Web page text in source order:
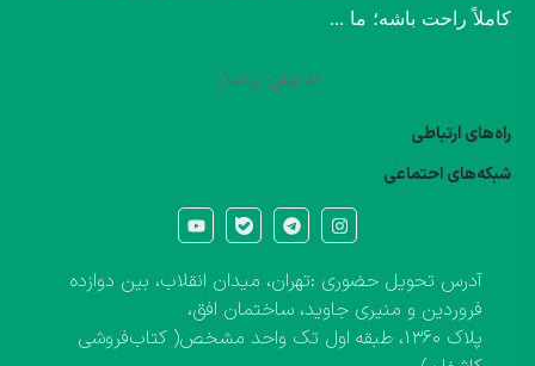
کاملاً راحت باشه؛ ما ...
نمایش بیشتر
راه‌های ارتباطی
شبکه‌های احتماعی
آدرس تحویل حضوری :تهران، میدان انقلاب، بین دوازده
فروردین و منیری جاوید، ساختمان افق،
پلاک ۱۳۶۰، طبقه اول تک واحد مشخص( کتاب‌فروشی